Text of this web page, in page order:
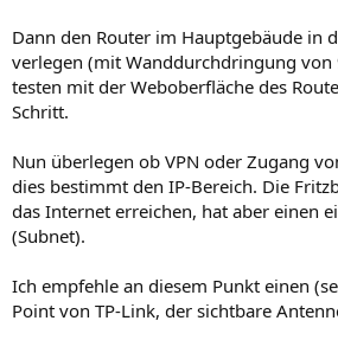
Dann den Router im Hauptgebäude in
verlegen (mit Wanddurchdringung von
testen mit der Weboberfläche des
Schritt.
Nun überlegen ob VPN oder Zugang
dies bestimmt den IP-Bereich. Die
das Internet erreichen, hat aber einen
(Subnet).
Ich empfehle an diesem Punkt einen
Point von TP-Link, der sichtbare